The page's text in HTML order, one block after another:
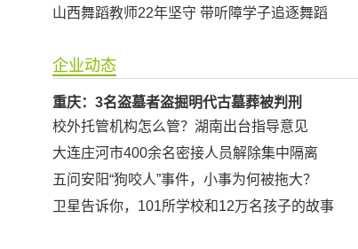
山西舞蹈教师22年坚守 带听障学子追逐舞蹈
企业动态
重庆：3名盗墓者盗掘明代古墓葬被判刑
校外托管机构怎么管？湖南出台指导意见
大连庄河市400余名密接人员解除集中隔离
五问安阳“狗咬人”事件，小事为何被拖大？
卫星告诉你，101所学校和12万名孩子的故事